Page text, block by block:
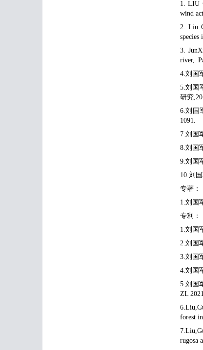
1. LIU
wind
2. Liu
species
3.
river,
4.刘国
5.刘国
研究
6.刘国
1091.
7.刘国
8.刘国
9.刘国
10.刘
专著：
1.刘国
专利：
1.刘国
2.刘国
3.刘国
4.刘国
5.刘国
ZL
forest
rugosa